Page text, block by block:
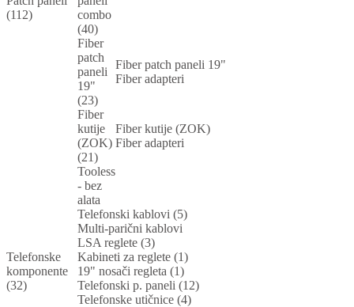
(112)
combo
(40)
Fiber
patch
paneli
19"
(23)
Fiber patch paneli 19"
Fiber adapteri
Fiber
kutije
(ZOK)
(21)
Fiber kutije (ZOK)
Fiber adapteri
Tooless
- bez
alata
Telefonske
komponente
(32)
Telefonski kablovi (5)
Multi-parični kablovi
LSA reglete (3)
Kabineti za reglete (1)
19" nosači regleta (1)
Telefonski p. paneli (12)
Telefonske utičnice (4)